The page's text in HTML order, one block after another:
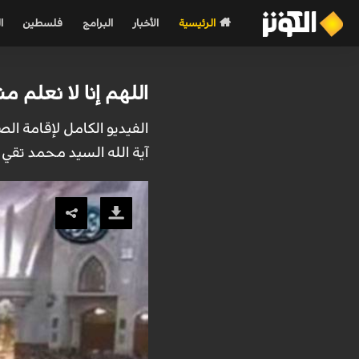
الرئيسية الأخبار البرامج فلسطين
اللهم إنا لا نعلم
الفيديو الكامل لإقامة
آية الله السيد محمد